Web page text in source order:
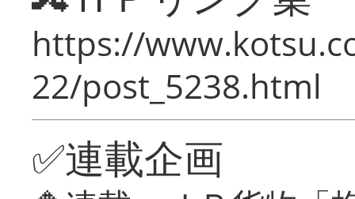
https://
22/post_5238.html
✅連載企画